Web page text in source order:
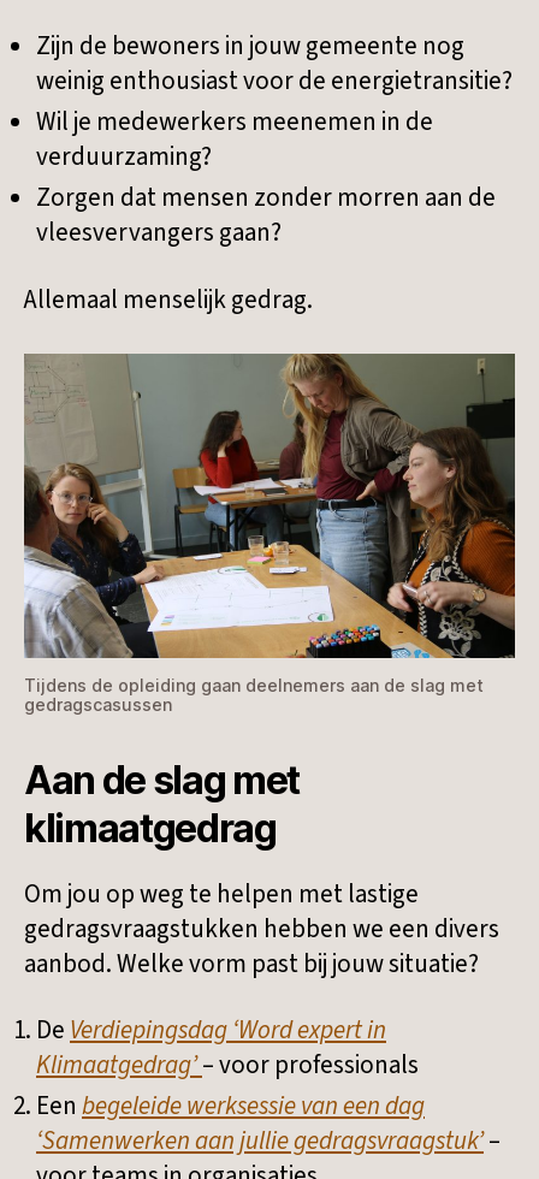
Zijn de bewoners in jouw gemeente nog
weinig enthousiast voor de energietransitie?
Wil je medewerkers meenemen in de
verduurzaming?
Zorgen dat mensen zonder morren aan de
vleesvervangers gaan?
Allemaal menselijk gedrag.
Tijdens de opleiding gaan deelnemers aan de slag met
gedragscasussen
Aan de slag met
klimaatgedrag
Om jou op weg te helpen met lastige
gedragsvraagstukken hebben we een divers
aanbod. Welke vorm past bij jouw situatie?
De Verdiepingsdag ‘Word expert in
Klimaatgedrag’– voor professionals
Een begeleide werksessie van een dag
‘Samenwerken aan jullie gedragsvraagstuk’–